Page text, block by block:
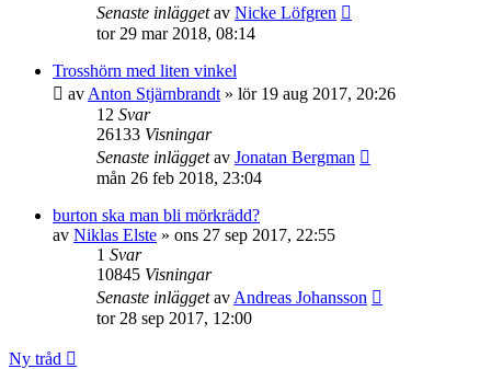
Senaste inläggetav Nicke Löfgren
tor 29 mar 2018, 08:14
Trosshörn med liten vinkel
av Anton Stjärnbrandt » lör 19 aug 2017, 20:26
12 Svar
26133 Visningar
Senaste inläggetav Jonatan Bergman
mån 26 feb 2018, 23:04
burton ska man bli mörkrädd?
av Niklas Elste » ons 27 sep 2017, 22:55
1 Svar
10845 Visningar
Senaste inläggetav Andreas Johansson
tor 28 sep 2017, 12:00
Ny tråd